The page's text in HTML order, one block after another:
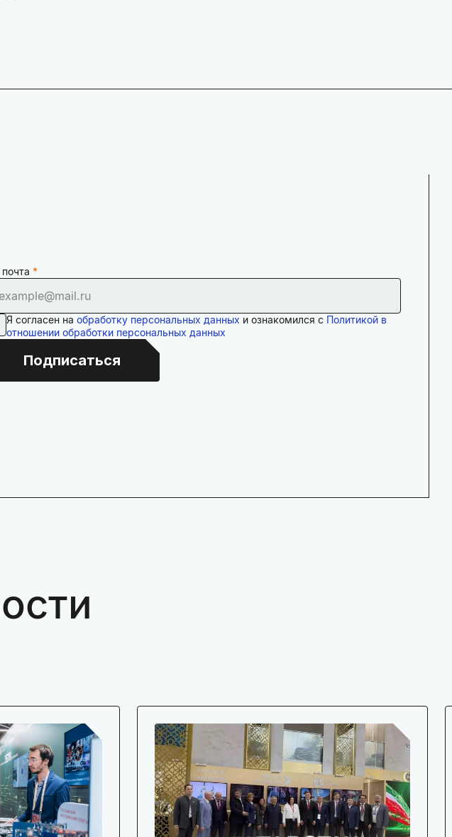
Я согласен на обработку персональных данных и ознакомился с Политикой в
отношении обработки персональных данных
Подписаться